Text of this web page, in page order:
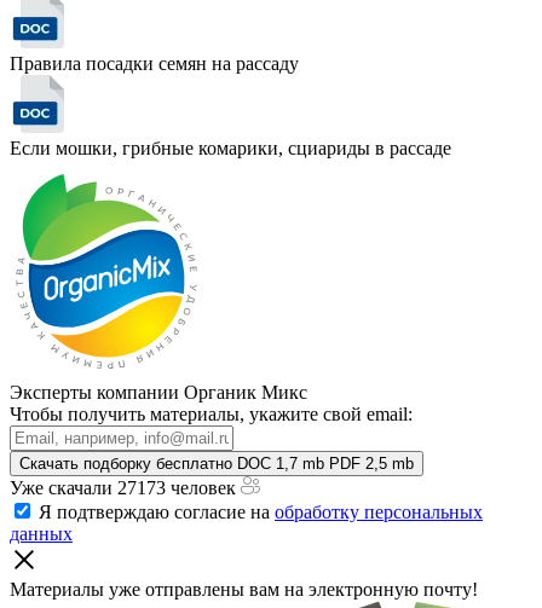
Правила посадки семян на рассаду
Если мошки, грибные комарики, сциариды в рассаде
Эксперты компании Органик Микс
Чтобы получить материалы, укажите свой email:
Скачать подборку бесплатно DOC 1,7 mb PDF 2,5 mb
Уже скачали 27173 человек
Я подтверждаю согласие на обработку персональных
данных
Материалы уже отправлены вам на электронную почту!